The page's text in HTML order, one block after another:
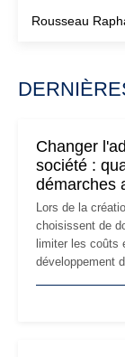
Rousseau
Changer
société :
démarches
Lors de la
choisissent de
limiter les coûts
développement
professionnels,